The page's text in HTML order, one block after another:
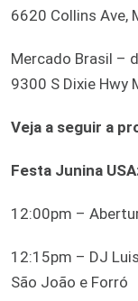
6620 Collins Ave,
Mercado Brasil –
9300 S Dixie Hwy
Veja a seguir a
Festa Junina
12:00pm –
12:15pm – DJ
São João e Forró